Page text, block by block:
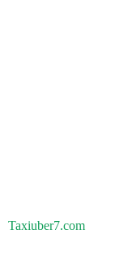
Taxiuber7.com